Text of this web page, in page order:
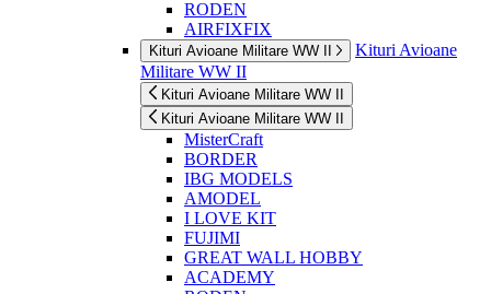
RODEN
AIRFIXFIX
Kituri Avioane Militare WW II
Kituri Avioane
Militare WW II
Kituri Avioane Militare WW II
Kituri Avioane Militare WW II
MisterCraft
BORDER
IBG MODELS
AMODEL
I LOVE KIT
FUJIMI
GREAT WALL HOBBY
ACADEMY